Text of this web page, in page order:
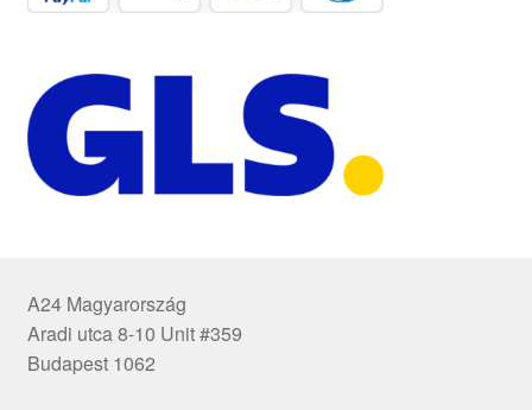
A24 Magyarország
Aradi utca 8-10 Unit #359
Budapest 1062